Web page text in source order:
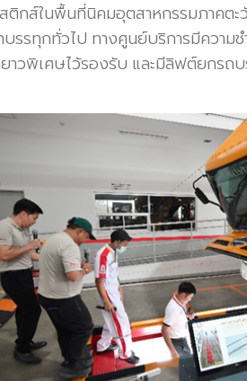
ติกส์ในพื้นที่นิคมอุตสาหกรรมภาคตะ
บรรทุกทั่วไป ทางศูนย์บริการมีควา
วพิเศษไว้รองรับ และมีลิฟต์ยกรถบ